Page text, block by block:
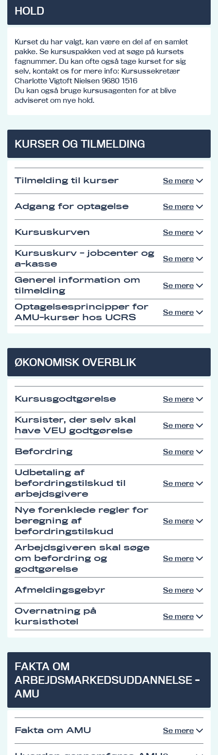
HOLD
Kurset du har valgt, kan være en del af en samlet
pakke. Se kursuspakken ved at søge på kursets
fagnummer. Du kan ofte også tage kurset for sig
selv, kontakt os for mere info: Kursussekretær
Charlotte Vigtoft Nielsen 9680 1516
Du kan også bruge kursusagenten for at blive
adviseret om nye hold.
KURSER OG TILMELDING
Tilmelding til kurser Se mere
Adgang for optagelse Se mere
Kursuskurven Se mere
Kursuskurv - jobcenter og
a-kasse
Se mere
Generel information om
tilmelding
Se mere
Optagelsesprincipper for
AMU-kurser hos UCRS
Se mere
ØKONOMISK OVERBLIK
Kursusgodtgørelse Se mere
Kursister, der selv skal
have VEU godtgørelse
Se mere
Befordring Se mere
Udbetaling af
befordringstilskud til
arbejdsgivere
Se mere
Nye forenklede regler for
beregning af
befordringstilskud
Se mere
Arbejdsgiveren skal søge
om befordring og
godtgørelse
Se mere
Afmeldingsgebyr Se mere
Overnatning på
kursisthotel
Se mere
FAKTA OM
ARBEJDSMARKEDSUDDANNELSE -
AMU
Fakta om AMU Se mere